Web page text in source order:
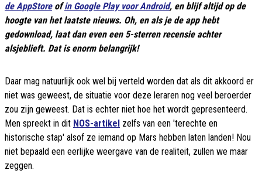
de AppStoreofin Google Play voor Android, en blijf altijd op de
hoogte van het laatste nieuws. Oh, en als je de app hebt
gedownload, laat dan even een 5-sterren recensie achter
alsjeblieft. Dat is enorm belangrijk!
Daar mag natuurlijk ook wel bij verteld worden dat als dit akkoord er
niet was geweest, de situatie voor deze leraren nog veel beroerder
zou zijn geweest. Dat is echter niet hoe het wordt gepresenteerd.
Men spreekt in dit NOS-artikel zelfs van een 'terechte en
historische stap' alsof ze iemand op Mars hebben laten landen! Nou
niet bepaald een eerlijke weergave van de realiteit, zullen we maar
zeggen.